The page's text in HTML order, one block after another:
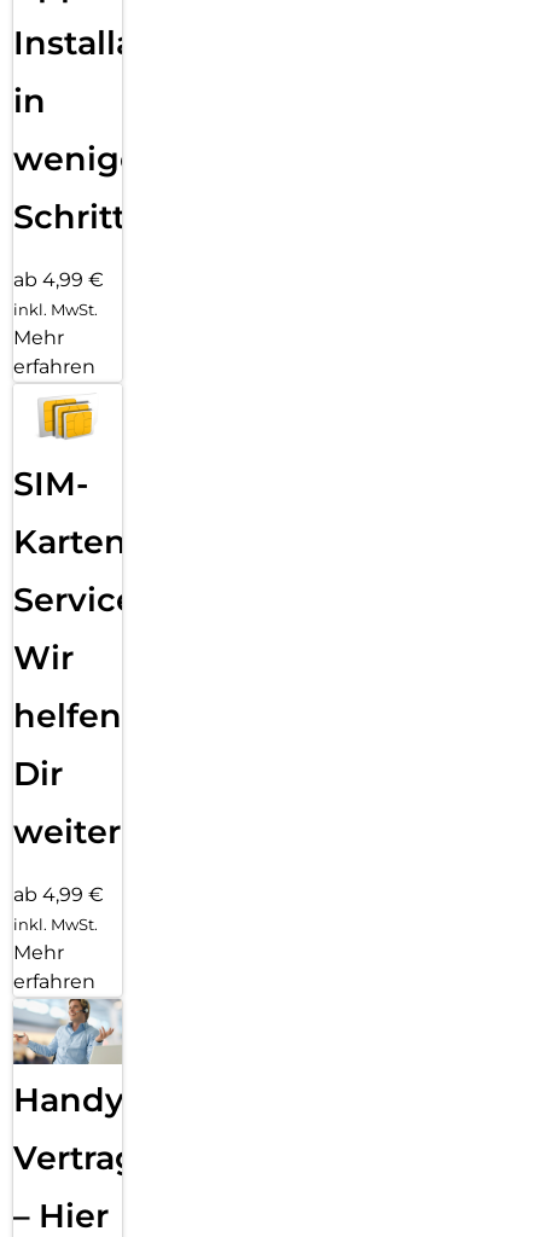
Installation
in
wenigen
Schritten
ab 4,99 €
inkl. MwSt.
Mehr
erfahren
SIM-
Karten
Service:
Wir
helfen
Dir
weiter
ab 4,99 €
inkl. MwSt.
Mehr
erfahren
Handy
Vertragsabwicklung
– Hier